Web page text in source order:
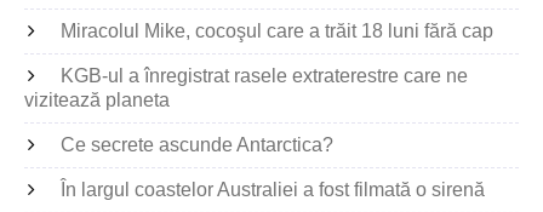
Miracolul Mike, cocoşul care a trăit 18 luni fără cap
KGB-ul a înregistrat rasele extraterestre care ne
vizitează planeta
Ce secrete ascunde Antarctica?
În largul coastelor Australiei a fost filmată o sirenă